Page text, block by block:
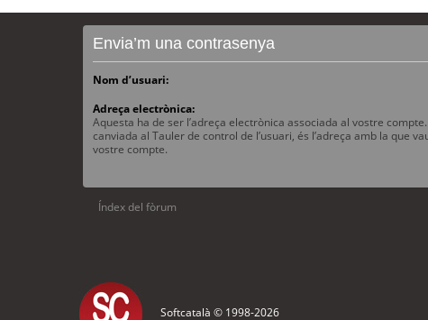
Envia’m una contrasenya
Nom d’usuari:
Adreça electrònica:
Aquesta ha de ser l’adreça electrònica associada al vostre compte.
canviada al Tauler de control de l’usuari, és l’adreça amb la que
vostre compte.
Índex del fòrum
Softcatalà © 1998-2026